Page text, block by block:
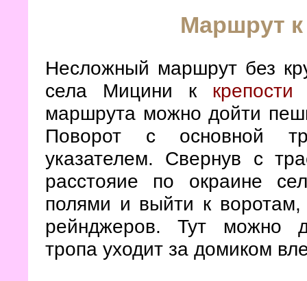
Маршрут
Несложный маршрут без
села Мицини к
маршрута можно дойти
Поворот с основной
указателем. Свернув с
расстояие по окраине
полями и выйти к
рейнджеров. Тут можно
тропа уходит за домиком